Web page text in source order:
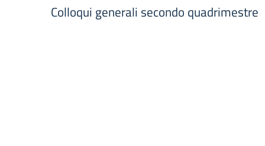
Colloqui generali secondo quadrimestre